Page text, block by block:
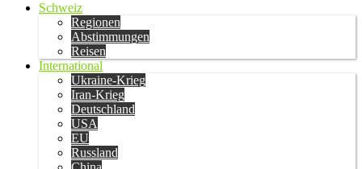
Schweiz
Regionen
Abstimmungen
Reisen
International
Ukraine-Krieg
Iran-Krieg
Deutschland
USA
EU
Russland